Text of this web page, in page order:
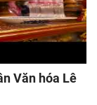
Văn hóa Lê